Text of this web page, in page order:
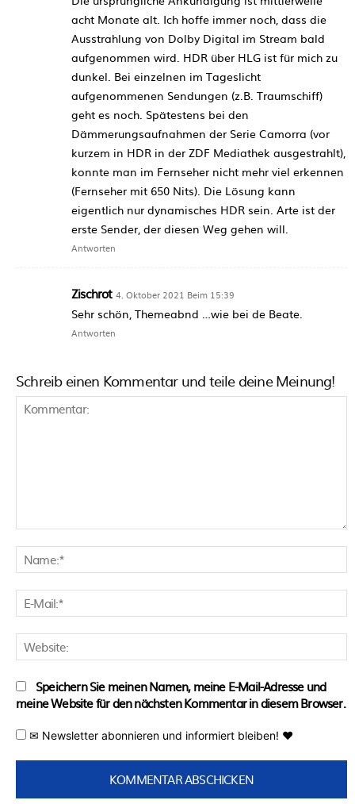
acht Monate alt. Ich hoffe immer noch, dass die
Ausstrahlung von Dolby Digital im Stream bald
aufgenommen wird. HDR über HLG ist für mich zu
dunkel. Bei einzelnen im Tageslicht
aufgenommenen Sendungen (z.B. Traumschiff)
geht es noch. Spätestens bei den
Dämmerungsaufnahmen der Serie Camorra (vor
kurzem in HDR in der ZDF Mediathek ausgestrahlt),
konnte man im Fernseher nicht mehr viel erkennen
(Fernseher mit 650 Nits). Die Lösung kann
eigentlich nur dynamisches HDR sein. Arte ist der
erste Sender, der diesen Weg gehen will.
Antworten
Zischrot 4. Oktober 2021 Beim 15:39
Sehr schön, Themeabnd …wie bei de Beate.
Antworten
Schreib einen Kommentar und teile deine Meinung!
Speichern Sie meinen Namen, meine E-Mail-Adresse und
meine Website für den nächsten Kommentar in diesem Browser.
✉ Newsletter abonnieren und informiert bleiben! ♥